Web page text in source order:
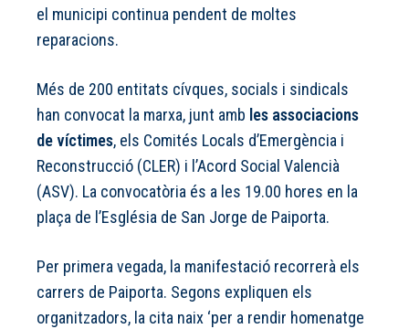
el municipi continua pendent de moltes
reparacions.
Més de 200 entitats cívques, socials i sindicals
han convocat la marxa, junt amb les associacions
de víctimes, els Comités Locals d’Emergència i
Reconstrucció (CLER) i l’Acord Social Valencià
(ASV). La convocatòria és a les 19.00 hores en la
plaça de l’Església de San Jorge de Paiporta.
Per primera vegada, la manifestació recorrerà els
carrers de Paiporta. Segons expliquen els
organitzadors, la cita naix ‘per a rendir homenatge